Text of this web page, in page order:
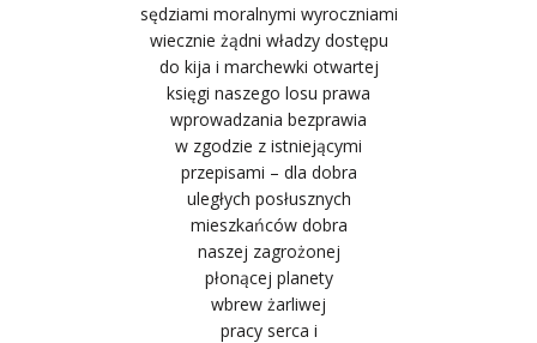
sędziami moralnymi wyroczniami
wiecznie żądni władzy dostępu
do kija i marchewki otwartej
księgi naszego losu prawa
wprowadzania bezprawia
w zgodzie z istniejącymi
przepisami – dla dobra
uległych posłusznych
mieszkańców dobra
naszej zagrożonej
płonącej planety
wbrew żarliwej
pracy serca i